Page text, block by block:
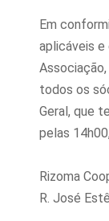
Em
aplicáveis
todos os
Geral, que
pelas
Rizoma
R. José